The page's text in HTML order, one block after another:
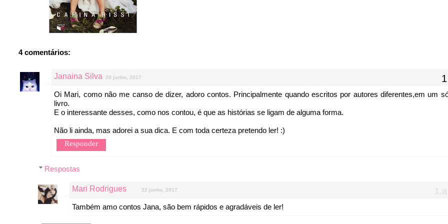
4 comentários:
Janaina Silva 20 junho, 2017
Oi Mari, como não me canso de dizer, adoro contos. Principalmente quando escritos por autores diferentes,em um
livro.
E o interessante desses, como nos contou, é que as histórias se ligam de alguma forma.
Não li ainda, mas adorei a sua dica. E com toda certeza pretendo ler! :)
Responder
Respostas
Mari Rodrigues 22 junho, 2017
Também amo contos Jana, são bem rápidos e agradáveis de ler!